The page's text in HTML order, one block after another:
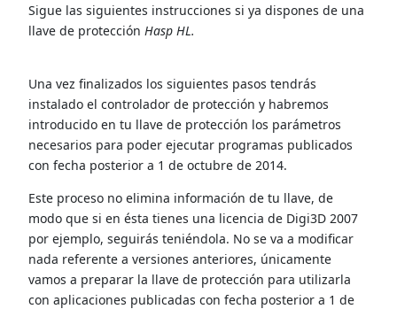
Sigue las siguientes instrucciones si ya dispones de una
llave de protección Hasp HL.
Una vez finalizados los siguientes pasos tendrás
instalado el controlador de protección y habremos
introducido en tu llave de protección los parámetros
necesarios para poder ejecutar programas publicados
con fecha posterior a 1 de octubre de 2014.
Este proceso no elimina información de tu llave, de
modo que si en ésta tienes una licencia de Digi3D 2007
por ejemplo, seguirás teniéndola. No se va a modificar
nada referente a versiones anteriores, únicamente
vamos a preparar la llave de protección para utilizarla
con aplicaciones publicadas con fecha posterior a 1 de